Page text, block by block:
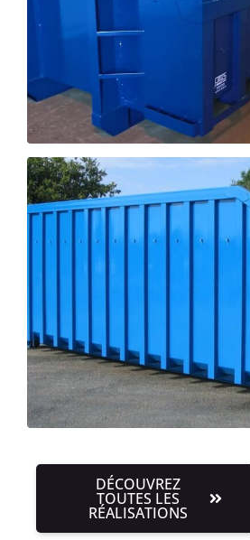
DÉCOUVREZ
TOUTES LES
RÉALISATIONS